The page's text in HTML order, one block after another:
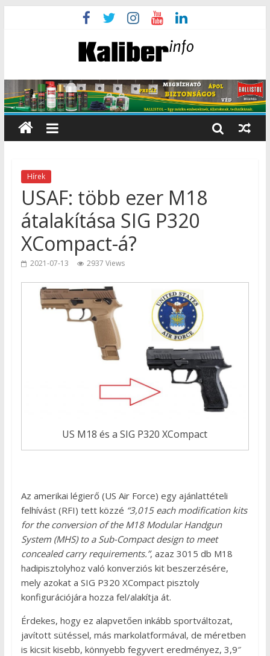
Hírek
USAF: több ezer M18
átalakítása SIG P320
XCompact-á?
2021-07-13 2937 Views
US M18 és a SIG P320 XCompact
Az amerikai légierő (US Air Force) egy ajánlattételi
felhívást (RFI) tett közzé “3,015 each modification kits
for the conversion of the M18 Modular Handgun
System (MHS) to a Sub-Compact design to meet
concealed carry requirements.”, azaz 3015 db M18
hadipisztolyhoz való konverziós kit beszerzésére,
mely azokat a SIG P320 XCompact pisztoly
konfigurációjára hozza fel/alakítja át.
Érdekes, hogy ez alapvetően inkább sportváltozat,
javított sütéssel, más markolatformával, de méretben
is kicsit kisebb, könnyebb fegyvert eredményez, 3,9″